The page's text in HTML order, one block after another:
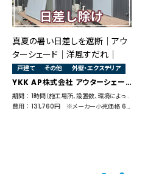
真夏の暑い日差しを遮断│アウ
ターシェード│洋風すだれ│
戸建て その他 外壁・エクステリア
YKK AP株式会社 アウターシェード
期間 ： 1時間（施工場所、設置数、環境によって多少前後します）
費用 ： 131,760円 ※メーカー小売価格 62,316円